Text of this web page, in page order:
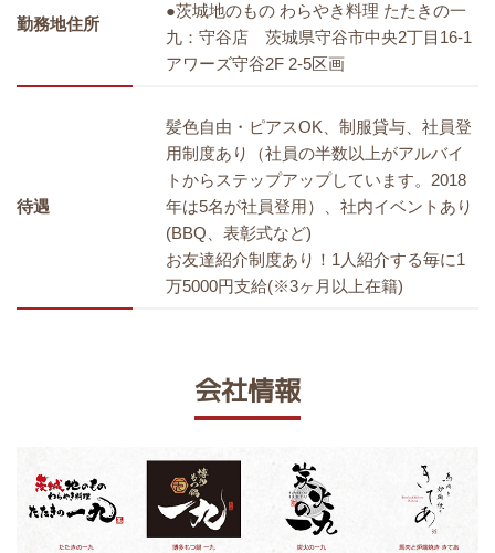
勤務地住所
●茨城地のもの わらやき料理 たたきの一
九：守谷店 茨城県守谷市中央2丁目16-1
アワーズ守谷2F 2-5区画
待遇
髪色自由・ピアスOK、制服貸与、社員登
用制度あり（社員の半数以上がアルバイ
トからステップアップしています。2018
年は5名が社員登用）、社内イベントあり
(BBQ、表彰式など)
お友達紹介制度あり！1人紹介する毎に1
万5000円支給(※3ヶ月以上在籍)
会社情報